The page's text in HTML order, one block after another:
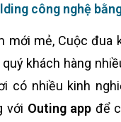
công nghệ
mới mẻ, Cuộc đua
khách hàng
có nhiều kinh
với Outing app để